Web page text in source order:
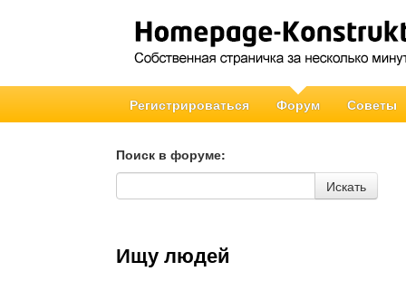
Регистрироваться Форум Советы
Поиск в форуме:
Поиск в форуме
Искать
Ищу людей